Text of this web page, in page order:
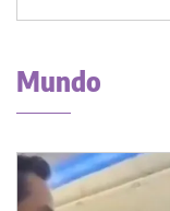
Mundo